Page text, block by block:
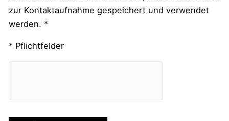
zur Kontaktaufnahme gespeichert und verwendet
werden. *
* Pflichtfelder